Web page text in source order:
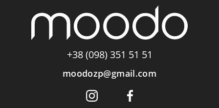
+38 (098) 351 51 51
moodozp@gmail.com